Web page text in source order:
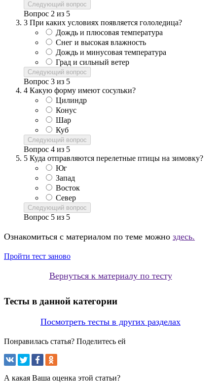
Следующий вопрос
Вопрос 2 из 5
3 При каких условиях появляется гололедица?
Дождь и плюсовая температура
Снег и высокая влажность
Дождь и минусовая температура
Град и сильный ветер
Следующий вопрос
Вопрос 3 из 5
4 Какую форму имеют сосульки?
Цилиндр
Конус
Шар
Куб
Следующий вопрос
Вопрос 4 из 5
5 Куда отправляются перелетные птицы на зимовку?
Юг
Запад
Восток
Север
Следующий вопрос
Вопрос 5 из 5
Ознакомиться с материалом по теме можно здесь.
Пройти тест заново
Вернуться к материалу по тесту
Тесты в данной категории
Посмотреть тесты в других разделах
Понравилась статья? Поделитесь ей
А какая Ваша оценка этой статьи?